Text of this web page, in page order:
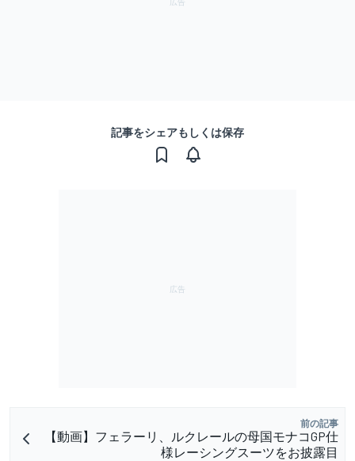
記事をシェアもしくは保存
前の記事
【動画】フェラーリ、ルクレールの母国モナコGP仕
様レーシングスーツをお披露目